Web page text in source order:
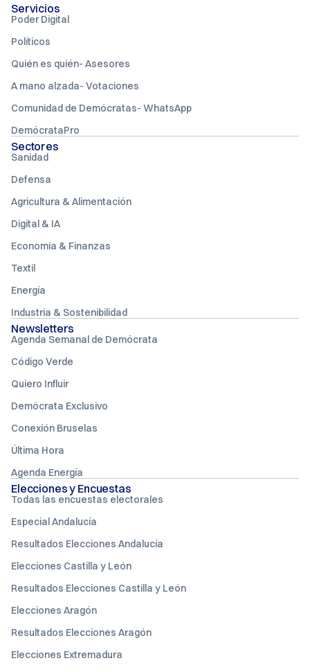
Servicios
Poder Digital
Políticos
Quién es quién- Asesores
A mano alzada- Votaciones
Comunidad de Demócratas- WhatsApp
DemócrataPro
Sectores
Sanidad
Defensa
Agricultura & Alimentación
Digital & IA
Economía & Finanzas
Textil
Energía
Industria & Sostenibilidad
Newsletters
Agenda Semanal de Demócrata
Código Verde
Quiero Influir
Demócrata Exclusivo
Conexión Bruselas
Última Hora
Agenda Energía
Elecciones y Encuestas
Todas las encuestas electorales
Especial Andalucía
Resultados Elecciones Andalucía
Elecciones Castilla y León
Resultados Elecciones Castilla y León
Elecciones Aragón
Resultados Elecciones Aragón
Elecciones Extremadura